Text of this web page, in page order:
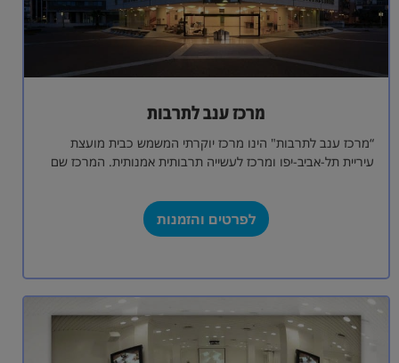
מרכז ענב לתרבות
“מרכז ענב לתרבות" הינו מרכז יוקרתי המשמש כבית מועצת
עיריית תל-אביב-יפו ומרכז לעשייה תרבותית אמנותית. המרכז שם
לפרטים והזמנות